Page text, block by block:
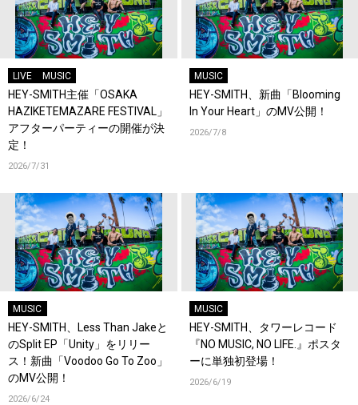
LIVE MUSIC
HEY-SMITH主催「OSAKA
HAZIKETEMAZARE FESTIVAL」
アフターパーティーの開催が決
定！
2026/7/31
MUSIC
HEY-SMITH、新曲「Blooming
In Your Heart」のMV公開！
2026/7/8
MUSIC
HEY-SMITH、Less Than Jakeと
のSplit EP「Unity」をリリー
ス！新曲「Voodoo Go To Zoo」
のMV公開！
2026/6/24
MUSIC
HEY-SMITH、タワーレコード
『NO MUSIC, NO LIFE.』ポスタ
ーに単独初登場！
2026/6/19